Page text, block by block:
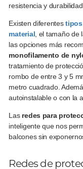
resistencia y
Existen diferentestipos
material, el tamaño de
las opciones más
monofilamento de
tratamiento de
rombo de entre 3 y 5
metro cuadrado.
autoinstalable o con la
Las redes para
inteligente que nos
balcones sin
Redes de